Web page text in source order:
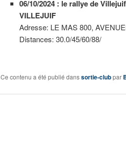
06/10/2024 : le rallye de
VILLEJUIF
Adresse: LE MAS 800,
Distances: 30.0/45/60/88/
Ce contenu a été publié danssortie-clubpar